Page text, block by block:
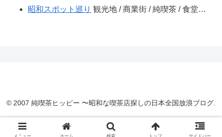
昭和スポット巡り 観光地 / 商業街 / 純喫茶 / 食堂…
© 2007 純喫茶ヒッピー 〜昭和な喫茶店探しの日本全国放浪ブログ.
メニュー ホーム 検索 トップ サイドバー